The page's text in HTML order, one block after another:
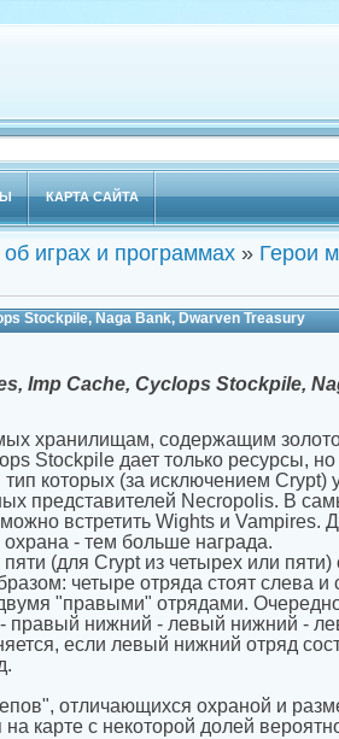
КАРТА САЙТА
об играх и программах» Герои
Stockpile, Naga Bank, Dwarven Treasury
Imp Cache, Cyclops Stockpile,
хранилищам, содержащим золото
Stockpile дает только ресурсы,
которых (за исключением Crypt)
представителей Necropolis. В
встретить Wights и Vampires.
- тем больше награда.
(для Crypt из четырех или
четыре отряда стоят слева и
"правыми" отрядами.
правый нижний - левый нижний -
если левый нижний отряд
отличающихся охраной и
карте с некоторой долей